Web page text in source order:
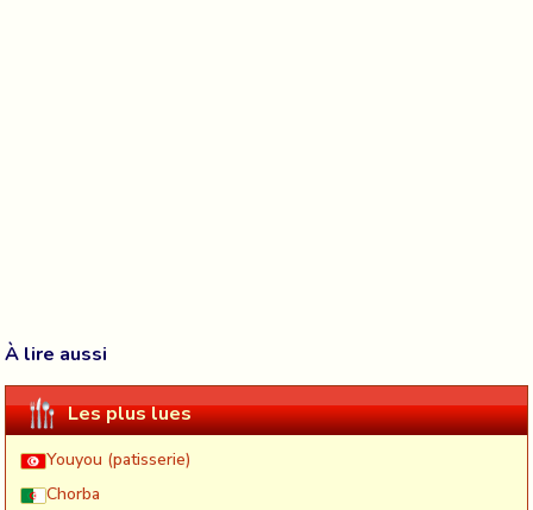
À lire aussi
Les plus lues
Youyou (patisserie)
Chorba